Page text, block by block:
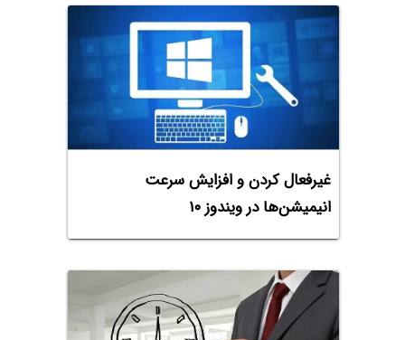
غیرفعال کردن و افزایش سرعت
انیمیشن‌ها در ویندوز ۱۰